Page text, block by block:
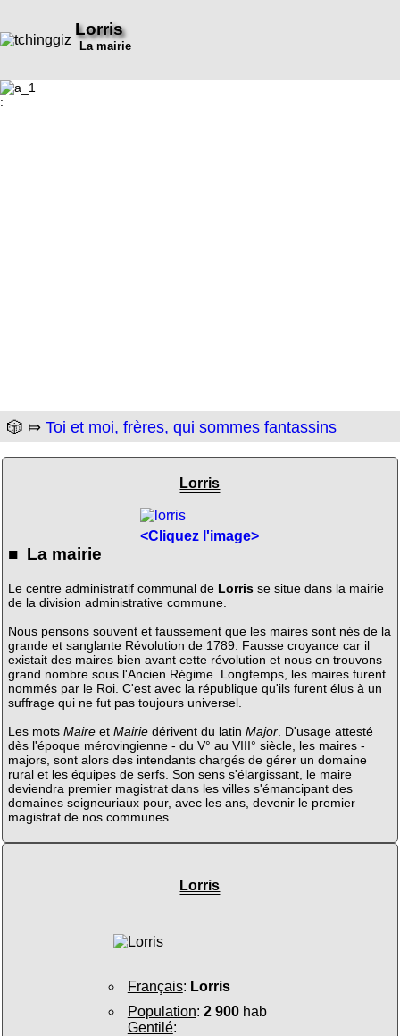
Lorris
La mairie
:
🎲 ⤇ Toi et moi, frères, qui sommes fantassins
Lorris
<Cliquez l'image>
■ La mairie
Le centre administratif communal de Lorrisse situe dans la mairie
de la division administrative commune.
Nous pensons souvent et faussement que les maires sont nés de la
grande et sanglante Révolution de 1789. Fausse croyance car il
existait des maires bien avant cette révolution et nous en trouvons
grand nombre sous l'Ancien Régime. Longtemps, les maires furent
nommés par le Roi. C'est avec la république qu'ils furent élus à un
suffrage qui ne fut pas toujours universel.
Les mots Maireet Mairiedérivent du latin Major. D'usage attesté
dès l'époque mérovingienne - du V° au VIII° siècle, les maires -
majors, sont alors des intendants chargés de gérer un domaine
rural et les équipes de serfs. Son sens s'élargissant, le maire
deviendra premier magistrat dans les villes s'émancipant des
domaines seigneuriaux pour, avec les ans, devenir le premier
magistrat de nos communes.
Lorris
Français: Lorris
Population: 2 900hab
Gentilé: